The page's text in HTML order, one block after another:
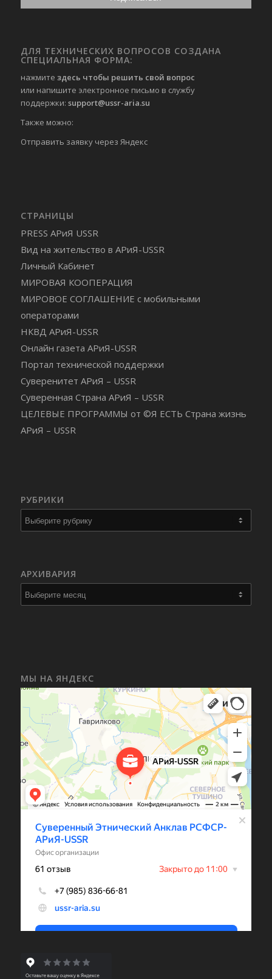
ДЛЯ ТЕХНИЧЕСКИХ ВОПРОСОВ СОЗДАНА
СПЕЦИАЛЬНАЯ ФОРМА:
нажмите здесь чтобы решить свой вопрос
или напишите электронное письмо в службу
поддержки: support@ussr-aria.su
Также можно:
Отправить заявку через Яндекс
СТРАНИЦЫ
PRESS АРиЯ USSR
Вид на жительство в АРиЯ-USSR
Личный Кабинет
МИРОВАЯ КООПЕРАЦИЯ
МИРОВОЕ СОГЛАШЕНИЕ с мобильными
операторами
НКВД АРиЯ-USSR
Онлайн газета АРиЯ-USSR
Портал технической поддержки
Суверенитет АРиЯ – USSR
Суверенная Страна АРиЯ – USSR
ЦЕЛЕВЫЕ ПРОГРАММЫ от ©Я ЕСТЬ Страна жизнь
АРиЯ – USSR
РУБРИКИ
АРХИВАРИЯ
МЫ НА ЯНДЕКС